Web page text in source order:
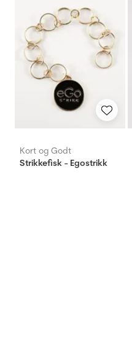
Kort og Godt
Strikkefisk - Egostrikk